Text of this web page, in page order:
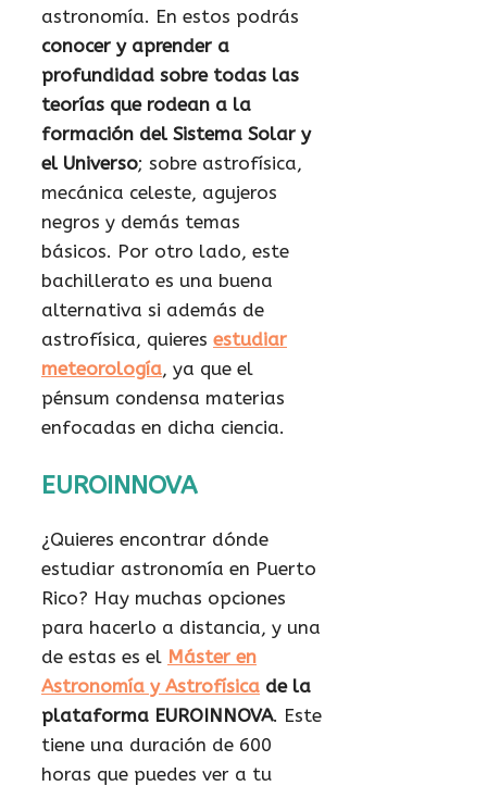
astronomía. En estos podrás
conocer y aprender a
profundidad sobre todas las
teorías que rodean a la
formación del Sistema Solar y
el Universo; sobre astrofísica,
mecánica celeste, agujeros
negros y demás temas
básicos. Por otro lado, este
bachillerato es una buena
alternativa si además de
astrofísica, quieres estudiar
meteorología, ya que el
pénsum condensa materias
enfocadas en dicha ciencia.
EUROINNOVA
¿Quieres encontrar dónde
estudiar astronomía en Puerto
Rico? Hay muchas opciones
para hacerlo a distancia, y una
de estas es el Máster en
Astronomía y Astrofísica de la
plataforma EUROINNOVA. Este
tiene una duración de 600
horas que puedes ver a tu